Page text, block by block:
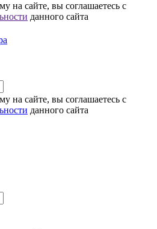
на сайте, вы соглашаетесь с
данного сайта
на сайте, вы соглашаетесь с
данного сайта